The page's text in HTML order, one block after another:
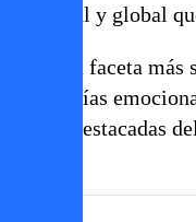
musical y global
ver una faceta
melodías
más